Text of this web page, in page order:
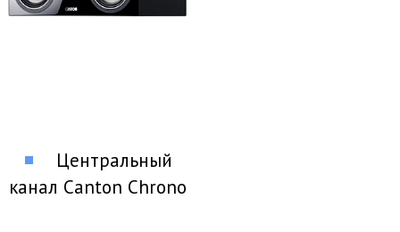
Центральный
канал Canton Chrono